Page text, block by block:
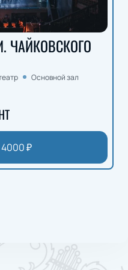
ЧАЙКОВСКОГО
Основной зал
4000₽